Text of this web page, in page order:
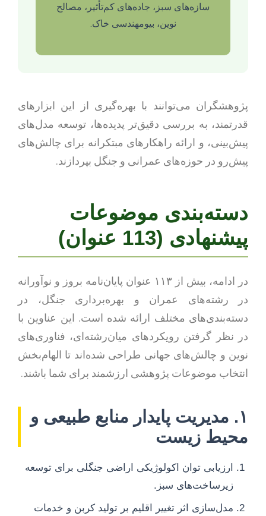
سازه‌های سبز، جاده‌های کم‌تأثیر، مصالح
نوین، بیومهندسی خاک.
پژوهشگران می‌توانند با بهره‌گیری از این ابزارهای
قدرتمند، به بررسی دقیق‌تر پدیده‌ها، توسعه مدل‌های
پیش‌بینی، و ارائه راهکارهای مبتکرانه برای چالش‌های
پیش‌رو در حوزه‌های عمرانی و جنگل بپردازند.
دسته‌بندی موضوعات
پیشنهادی (113 عنوان)
در ادامه، بیش از ۱۱۳ عنوان پایان‌نامه بروز و نوآورانه
در رشته‌های عمران و بهره‌برداری جنگل، در
دسته‌بندی‌های مختلف ارائه شده است. این عناوین با
در نظر گرفتن رویکردهای میان‌رشته‌ای، فناوری‌های
نوین و چالش‌های جهانی طراحی شده‌اند تا الهام‌بخش
انتخاب موضوعات پژوهشی ارزشمند برای شما باشند.
۱. مدیریت پایدار منابع طبیعی و
محیط زیست
ارزیابی توان اکولوژیکی اراضی جنگلی برای توسعه
زیرساخت‌های سبز.
مدل‌سازی اثر تغییر اقلیم بر تولید کربن و خدمات